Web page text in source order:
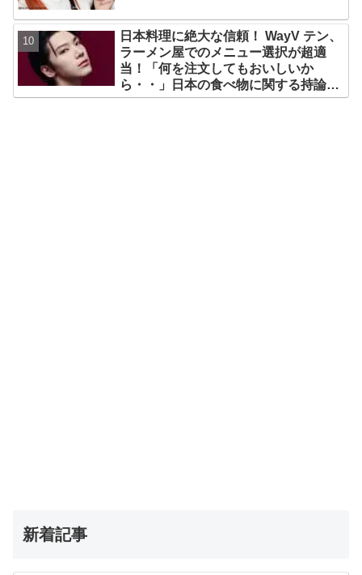
日本料理に絶大な信頼！ WayV テン、
ラーメン屋でのメニュー選択が超適
当！「何を注文してもおいしいか
ら・・」日本の食べ物に関する持論を
明かす
新着記事